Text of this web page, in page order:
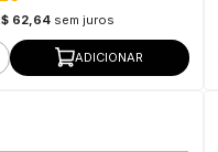
62,64 sem juros
ADICIONAR